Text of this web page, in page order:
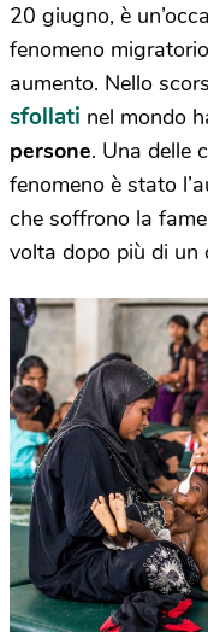
20 giugno, è
fenomeno
aumento. Nello
sfollati nel mondo
persone. Una delle
fenomeno è stato
che soffrono la
volta dopo più di un